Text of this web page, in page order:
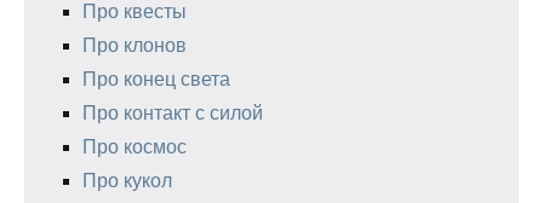
Про квесты
Про клонов
Про конец света
Про контакт с силой
Про космос
Про кукол